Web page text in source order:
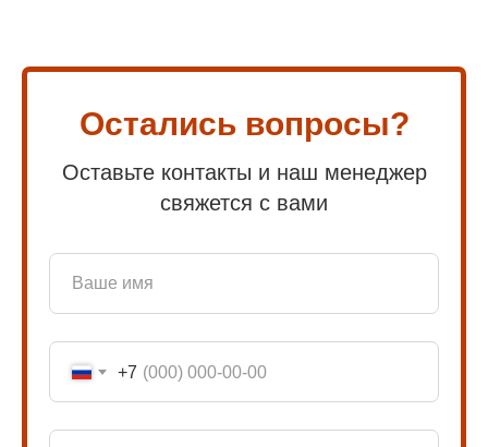
Остались вопросы?
Оставьте контакты и наш менеджер
свяжется с вами
+7